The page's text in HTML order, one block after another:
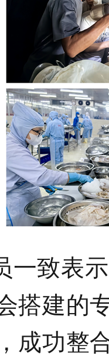
一致表
搭建的
成功整